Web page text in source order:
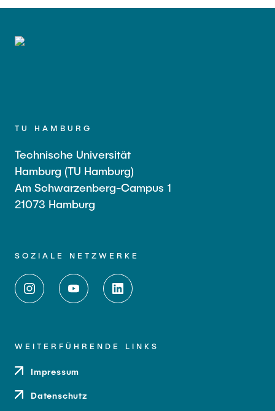
TU HAMBURG
Technische Universität
Hamburg (TU Hamburg)
Am Schwarzenberg-Campus 1
21073 Hamburg
SOZIALE NETZWERKE
WEITERFÜHRENDE LINKS
Impressum
Datenschutz